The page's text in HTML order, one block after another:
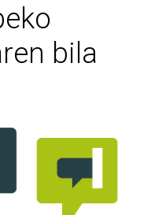
bila